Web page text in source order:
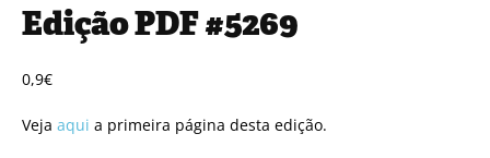
Edição PDF #5269
0,9€
Veja aqui a primeira página desta edição.